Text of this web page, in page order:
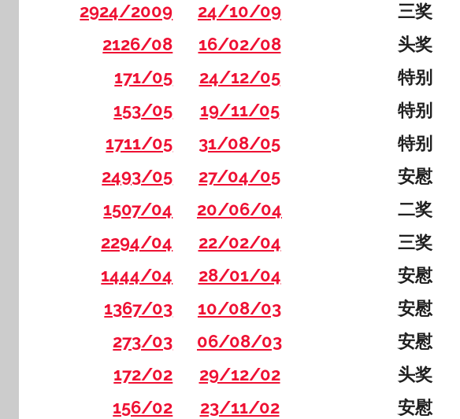
2924/2009
24/10/09 三奖
2126/08
16/02/08 头奖
171/05
24/12/05 特别
153/05
19/11/05 特别
1711/05
31/08/05 特别
2493/05
27/04/05 安慰
1507/04
20/06/04 二奖
2294/04
22/02/04 三奖
1444/04
28/01/04 安慰
1367/03
10/08/03 安慰
273/03
06/08/03 安慰
172/02
29/12/02 头奖
156/02
23/11/02 安慰